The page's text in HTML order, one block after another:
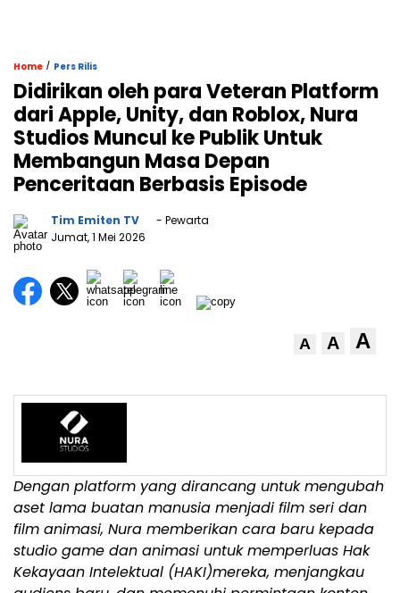
Home / Pers Rilis
Didirikan oleh para Veteran Platform
dari Apple, Unity, dan Roblox, Nura
Studios Muncul ke Publik Untuk
Membangun Masa Depan
Penceritaan Berbasis Episode
Tim Emiten TV
- Pewarta
Jumat, 1 Mei 2026
A A A
Dengan platform yang dirancang untuk mengubah
aset lama buatan manusia menjadi film seri dan
film animasi, Nura memberikan cara baru kepada
studio game dan animasi untuk memperluas Hak
Kekayaan Intelektual (HAKI)mereka, menjangkau